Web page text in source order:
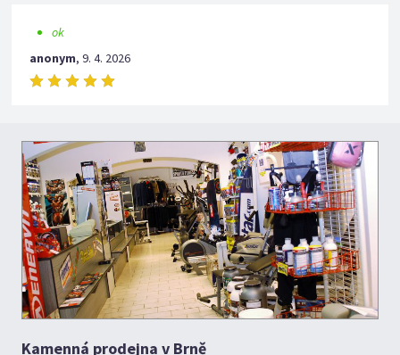
ok
anonym,9. 4. 2026
Kamenná prodejna v Brně